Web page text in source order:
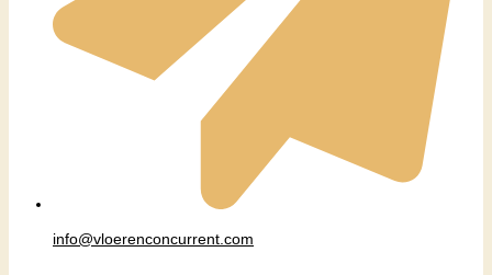
info@vloerenconcurrent.com